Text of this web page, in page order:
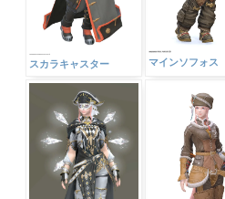
スカラキャスター マインソフォス